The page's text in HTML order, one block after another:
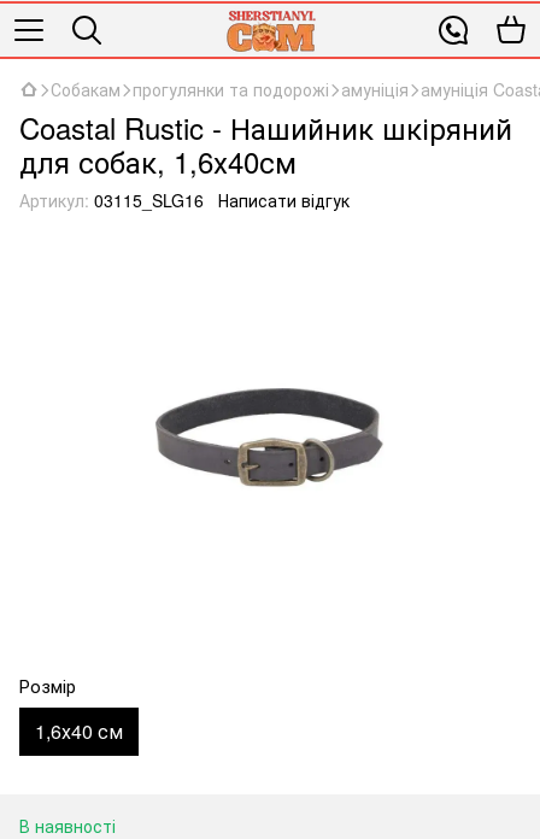
Собакам прогулянки та подорожі амуніція амуніція
Coastal Rustic - Нашийник шкіряний
для собак, 1,6х40см
Артикул: 03115_SLG16 Написати відгук
Розмір
1,6х40 см
В наявності